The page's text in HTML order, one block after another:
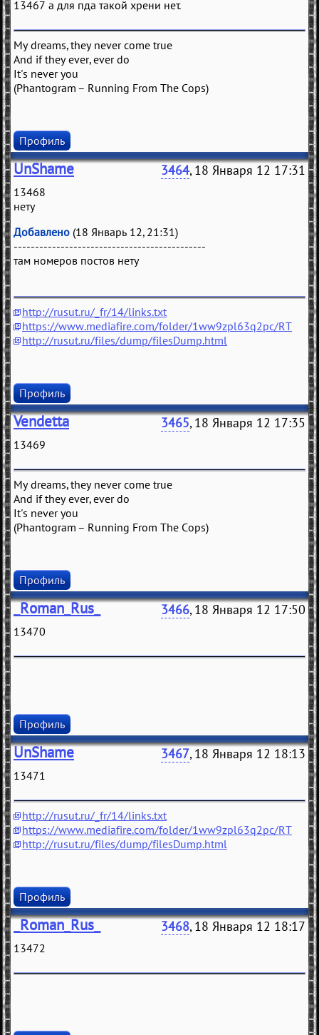
13467 а для пда такой хрени нет.
My dreams, they never come true
And if they ever, ever do
It's never you
(Phantogram – Running From The Cops)
Профиль
UnShame 3464, 18 Января 12 17:31
13468
нету
Добавлено (18 Январь 12, 21:31)
---------------------------------------------
там номеров постов нету
http://rusut.ru/_fr/14/links.txt
https://www.mediafire.com/folder/1ww9zpl63q2pc/RT
http://rusut.ru/files/dump/filesDump.html
Профиль
Vendetta 3465, 18 Января 12 17:35
13469
My dreams, they never come true
And if they ever, ever do
It's never you
(Phantogram – Running From The Cops)
Профиль
_Roman_Rus_ 3466, 18 Января 12 17:50
13470
Профиль
UnShame 3467, 18 Января 12 18:13
13471
http://rusut.ru/_fr/14/links.txt
https://www.mediafire.com/folder/1ww9zpl63q2pc/RT
http://rusut.ru/files/dump/filesDump.html
Профиль
_Roman_Rus_ 3468, 18 Января 12 18:17
13472